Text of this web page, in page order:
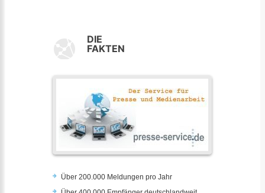
DIE
FAKTEN
Über 200.000 Meldungen pro Jahr